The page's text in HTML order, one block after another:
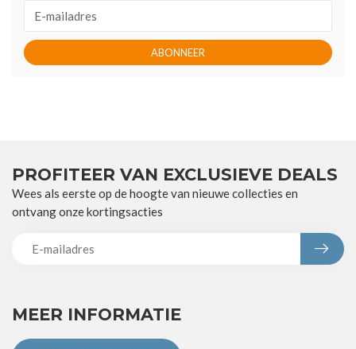
ABONNEER
MEER INFORMATIE
PROFITEER VAN EXCLUSIEVE DEALS
Wees als eerste op de hoogte van nieuwe collecties en
ontvang onze kortingsacties